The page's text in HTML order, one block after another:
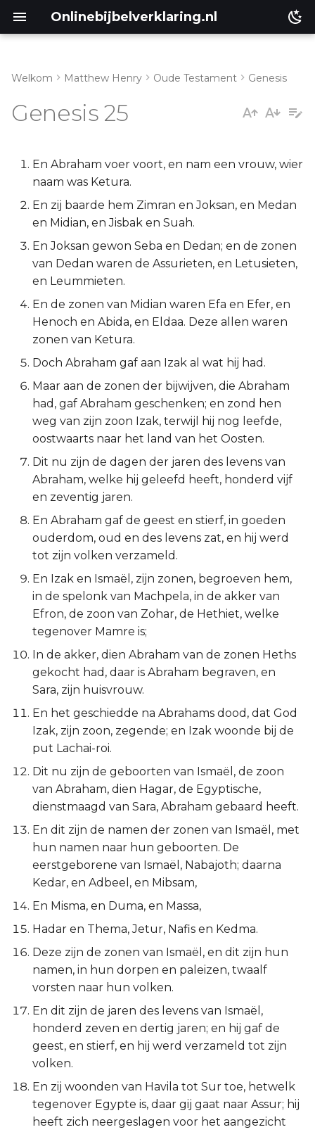
Onlinebijbelverklaring.nl
Genesis 25:11-18
Genesis 25:19-28
Genesis 25:29-34
Lukas
Johannes
Romeinen
1 Korinthe
2 Korinthe
Galaten
Éfeze
Filipenzen
Kolossenzen
2 Thessalonicenzen
1 Timótheüs
2 Timótheüs
Titus
Filémon
Hebreeën
Jakobus
1 Petrus
1 Johannes
2 Johannes
3 Johannes
Judas
Openbaring
Welkom Matthew Henry Oude Testament Genesis
Genesis 25
En Abraham voer voort, en nam een vrouw, wier
naam was Ketura.
En zij baarde hem Zimran en Joksan, en Medan
en Midian, en Jisbak en Suah.
En Joksan gewon Seba en Dedan; en de zonen
van Dedan waren de Assurieten, en Letusieten,
en Leummieten.
En de zonen van Midian waren Efa en Efer, en
Henoch en Abida, en Eldaa. Deze allen waren
zonen van Ketura.
Doch Abraham gaf aan Izak al wat hij had.
Maar aan de zonen der bijwijven, die Abraham
had, gaf Abraham geschenken; en zond hen
weg van zijn zoon Izak, terwijl hij nog leefde,
oostwaarts naar het land van het Oosten.
Dit nu zijn de dagen der jaren des levens van
Abraham, welke hij geleefd heeft, honderd vijf
en zeventig jaren.
En Abraham gaf de geest en stierf, in goeden
ouderdom, oud en des levens zat, en hij werd
tot zijn volken verzameld.
En Izak en Ismaël, zijn zonen, begroeven hem,
in de spelonk van Machpela, in de akker van
Efron, de zoon van Zohar, de Hethiet, welke
tegenover Mamre is;
In de akker, dien Abraham van de zonen Heths
gekocht had, daar is Abraham begraven, en
Sara, zijn huisvrouw.
En het geschiedde na Abrahams dood, dat God
Izak, zijn zoon, zegende; en Izak woonde bij de
put Lachai-roi.
Dit nu zijn de geboorten van Ismaël, de zoon
van Abraham, dien Hagar, de Egyptische,
dienstmaagd van Sara, Abraham gebaard heeft.
En dit zijn de namen der zonen van Ismaël, met
hun namen naar hun geboorten. De
eerstgeborene van Ismaël, Nabajoth; daarna
Kedar, en Adbeel, en Mibsam,
En Misma, en Duma, en Massa,
Hadar en Thema, Jetur, Nafis en Kedma.
Deze zijn de zonen van Ismaël, en dit zijn hun
namen, in hun dorpen en paleizen, twaalf
vorsten naar hun volken.
En dit zijn de jaren des levens van Ismaël,
honderd zeven en dertig jaren; en hij gaf de
geest, en stierf, en hij werd verzameld tot zijn
volken.
En zij woonden van Havila tot Sur toe, hetwelk
tegenover Egypte is, daar gij gaat naar Assur; hij
heeft zich neergeslagen voor het aangezicht